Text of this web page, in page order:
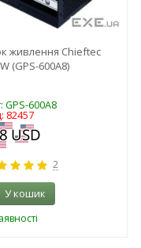
живлення Chieftec
(GPS-600A8)
GPS-600A8
82457
2
У кошик